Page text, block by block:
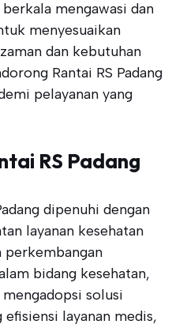
mengawasi dan
menyesuaikan
dan kebutuhan
Rantai RS Padang
pelayanan yang
RS Padang
dipenuhi dengan
layanan kesehatan
perkembangan
bidang kesehatan,
mengadopsi solusi
layanan medis,